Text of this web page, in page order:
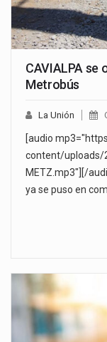
CAVIALPA se
Metrobús
La Unión
[audio
content/uploads/
METZ.mp3"][/
ya se puso en